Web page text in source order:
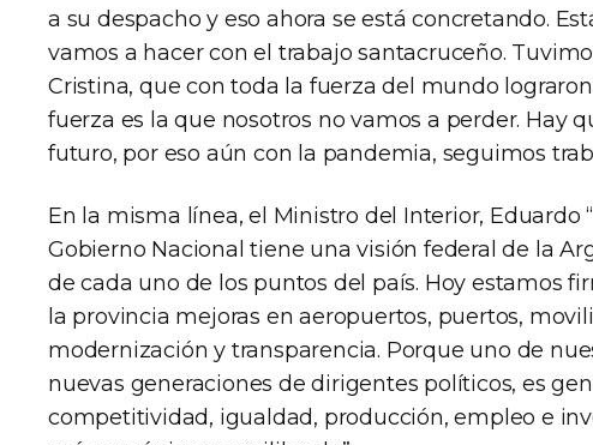
a su despacho y eso ahora se está concretando.
vamos a hacer con el trabajo santacruceño.
Cristina, que con toda la fuerza del mundo
fuerza es la que nosotros no vamos a perder. Hay
futuro, por eso aún con la pandemia, seguimos
En la misma línea, el Ministro del Interior, Eduardo
Gobierno Nacional tiene una visión federal de la
de cada uno de los puntos del país. Hoy estamos
la provincia mejoras en aeropuertos, puertos,
modernización y transparencia. Porque uno de
nuevas generaciones de dirigentes políticos, es
competitividad, igualdad, producción, empleo e